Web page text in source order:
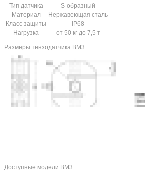
Тип датчика
S-образный
Материал
Нержавеющая сталь
Класс защиты
IP68
Нагрузка
от 50 кг до 7,5 т
Размеры тензодатчика BM3:
Доступные модели BM3: